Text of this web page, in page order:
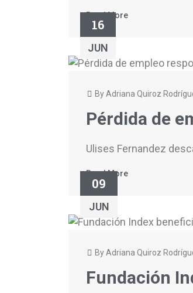
Read More
16
JUN
By Adriana Quiroz
Pérdida de
Ulises Fernandez
Read More
09
JUN
By Adriana Quiroz
Fundación